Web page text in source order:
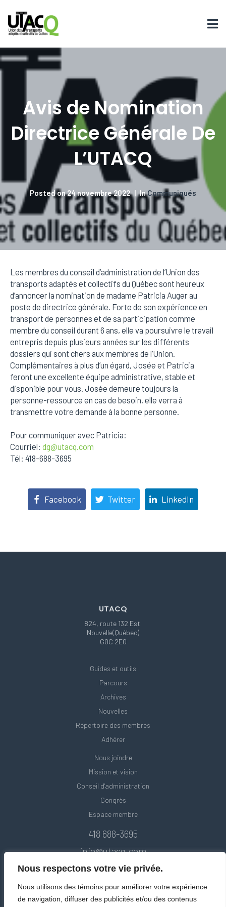
Nous respectons votre vie privée.
Nous utilisons des témoins pour améliorer votre expérience
de navigation, diffuser des publicités et/ou des contenus
Avis de Nomination
Directrice Générale De
L’UTACQ
Posted on24 novembre 2022 InCommuniqués
Les membres du conseil d’administration de l’Union des
transports adaptés et collectifs du Québec sont heureux
d’annoncer la nomination de madame Patricia Auger au
poste de directrice générale. Forte de son expérience en
transport de personnes et de sa participation comme
membre du conseil durant 6 ans, elle va poursuivre le travail
entrepris depuis plusieurs années sur les différents
dossiers qui sont chers aux membres de l’Union.
Complémentaires à plus d’un égard, Josée et Patricia
feront une excellente équipe administrative, stable et
disponible pour vous. Josée demeure toujours la
personne-ressource en cas de besoin, elle verra à
transmettre votre demande à la bonne personne.
Pour communiquer avec Patricia:
Courriel: dg@utacq.com
Tél: 418-688-3695
Facebook Twitter LinkedIn
UTACQ
824, route 132 Est
Nouvelle(Québec)
G0C 2E0
Guides et outils
Parcours
Archives
Nouvelles
Répertoire des membres
Adhérer
Nous joindre
Mission et vision
Conseil d'administration
Congrès
Espace membre
418 688-3695
info@utacq.com